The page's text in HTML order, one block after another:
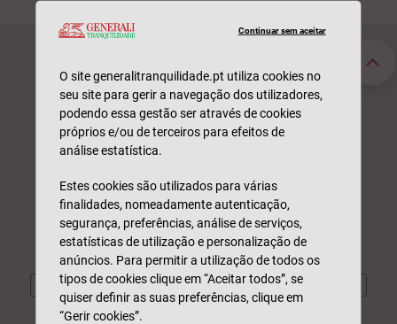
Automóvel
Habitação
Saúde
Vida
Acidentes de Trabalho
Automóvel
Saúde
Responsabilidade Civil
Participar Sinistro
Consultar Estado
Dias úteis | 09h às 19h
Custo de chamada para a rede fixa nacional
Continuar sem aceitar
O site generalitranquilidade.pt utiliza cookies no
seu site para gerir a navegação dos utilizadores,
podendo essa gestão ser através de cookies
próprios e/ou de terceiros para efeitos de
análise estatística.
Estes cookies são utilizados para várias
finalidades, nomeadamente autenticação,
segurança, preferências, análise de serviços,
estatísticas de utilização e personalização de
anúncios. Para permitir a utilização de todos os
tipos de cookies clique em “Aceitar todos”, se
quiser definir as suas preferências, clique em
“Gerir cookies”.